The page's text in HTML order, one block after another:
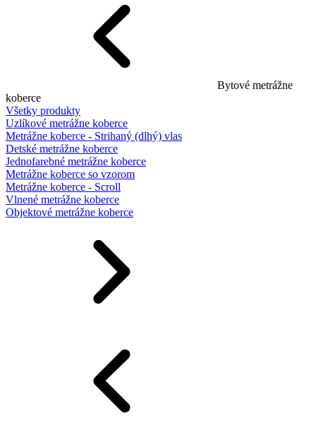
Bytové metrážne
koberce
Všetky produkty
Uzlíkové metrážne koberce
Metrážne koberce - Strihaný (dlhý) vlas
Detské metrážne koberce
Jednofarebné metrážne koberce
Metrážne koberce so vzorom
Metrážne koberce - Scroll
Vlnené metrážne koberce
Objektové metrážne koberce